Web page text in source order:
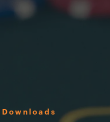
Downloads